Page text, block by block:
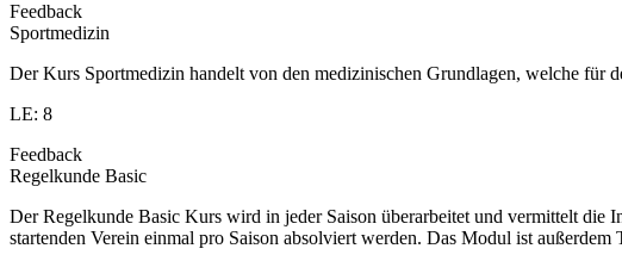
Feedback
Sportmedizin
Der Kurs Sportmedizin handelt von den medizinischen Grundlagen, welche für
LE: 8
Feedback
Regelkunde Basic
Der Regelkunde Basic Kurs wird in jeder Saison überarbeitet und vermittelt die
startenden Verein einmal pro Saison absolviert werden. Das Modul ist außerdem